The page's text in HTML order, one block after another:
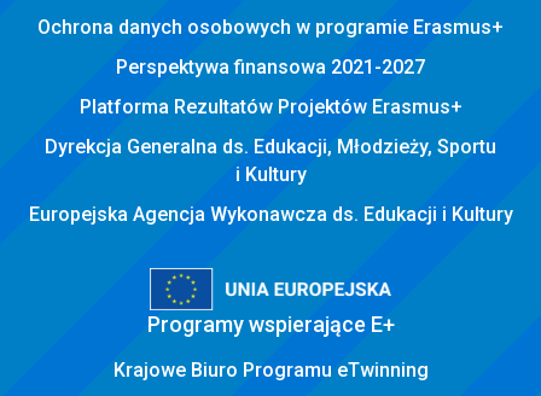
Ochrona danych osobowych w programie Erasmus+
Perspektywa finansowa 2021-2027
Platforma Rezultatów Projektów Erasmus+
Dyrekcja Generalna ds. Edukacji, Młodzieży, Sportu
i Kultury
Europejska Agencja Wykonawcza ds. Edukacji i Kultury
Programy wspierające E+
Krajowe Biuro Programu eTwinning